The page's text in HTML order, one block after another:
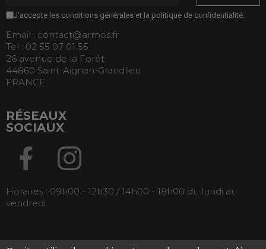
J'accepte les conditions générales et la politique de confidentialité.
Email : contact@armos.fr
Tel : 02 55 07 01 55
26 avenue de la Forêt
44860 Saint-Aignan-Grandlieu
FRANCE
RÉSEAUX
SOCIAUX
Horaires : 09h00 - 12h30 / 14h00 - 18h00 du lundi au
vendredi.